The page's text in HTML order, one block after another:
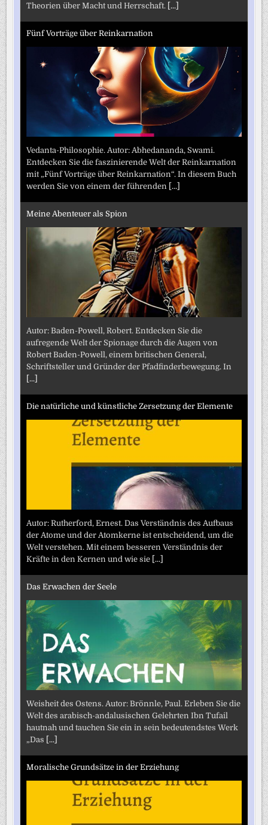
Theorien über Macht und Herrschaft.
[...]
Fünf Vorträge über Reinkarnation
Vedanta-Philosophie. Autor: Abhedananda, Swami.
Entdecken Sie die faszinierende Welt der Reinkarnation
mit „Fünf Vorträge über Reinkarnation“. In diesem Buch
werden Sie von einem der führenden
[...]
Meine Abenteuer als Spion
Autor: Baden-Powell, Robert. Entdecken Sie die
aufregende Welt der Spionage durch die Augen von
Robert Baden-Powell, einem britischen General,
Schriftsteller und Gründer der Pfadfinderbewegung. In
[...]
Die natürliche und künstliche Zersetzung der Elemente
Autor: Rutherford, Ernest. Das Verständnis des Aufbaus
der Atome und der Atomkerne ist entscheidend, um die
Welt verstehen. Mit einem besseren Verständnis der
Kräfte in den Kernen und wie sie [...]
Das Erwachen der Seele
Weisheit des Ostens. Autor: Brönnle, Paul. Erleben Sie die
Welt des arabisch-andalusischen Gelehrten Ibn Tufail
hautnah und tauchen Sie ein in sein bedeutendstes Werk
„Das
[...]
Moralische Grundsätze in der Erziehung